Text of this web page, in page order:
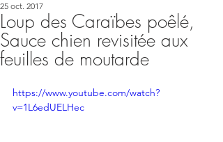
Loup des Caraïbes poêlé,
Sauce chien revisitée aux
feuilles de moutarde
25 oct. 2017
https://www.youtube.com/watch?
v=1L6edUELHec